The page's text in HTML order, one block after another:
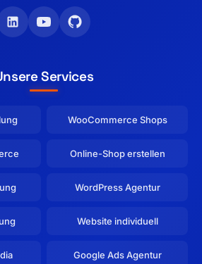
Services
WooCommerce Shops
Online-Shop erstellen
WordPress Agentur
Website individuell
Google Ads Agentur